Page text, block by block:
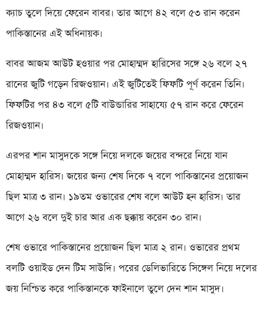
ক্যাচ তুলে দিয়ে ফেরেন বাবর। তার আগে ৪২ বলে ৫৩ রান করেন
পাকিস্তানের এই অধিনায়ক।
বাবর আজম আউট হওয়ার পর মোহাম্মদ হারিসের সঙ্গে ২৬ বলে ২৭
রানের জুটি গড়েন রিজওয়ান। এই জুটিতেই ফিফটি পূর্ণ করেন তিনি।
ফিফটির পর ৪৩ বলে ৫টি বাউন্ডারির সাহায্যে ৫৭ রান করে ফেরেন
রিজওয়ান।
এরপর শান মাসুদকে সঙ্গে নিয়ে দলকে জয়ের বন্দরে নিয়ে যান
মোহাম্মদ হারিস। জয়ের জন্য শেষ দিকে ৭ বলে পাকিস্তানের প্রয়োজন
ছিল মাত্র ৩ রান। ১৯তম ওভারের শেষ বলে আউট হন হারিস। তার
আগে ২৬ বলে দুই চার আর এক ছক্কায় করেন ৩০ রান।
শেষ ওভারে পাকিস্তানের প্রয়োজন ছিল মাত্র ২ রান। ওভারের প্রথম
বলটি ওয়াইড দেন টিম সাউদি। পরের ডেলিভারিতে সিঙ্গেল নিয়ে দলের
জয় নিশ্চিত করে পাকিস্তানকে ফাইনালে তুলে দেন শান মাসুদ।